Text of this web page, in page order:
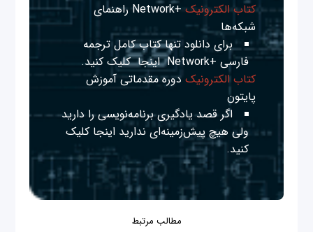
کتاب الکترونیک
+Network راهنمای
شبکه‌ها
برای دانلود تنها کتاب کامل ترجمه
فارسی +Network
اینجا کلیک کنید.
کتاب الکترونیک دوره مقدماتی آموزش
پایتون
اگر قصد یادگیری برنامه‌نویسی را دارید
ولی هیچ پیش‌زمینه‌ای نداریداینجا کلیک
کنید.
مطالب مرتبط